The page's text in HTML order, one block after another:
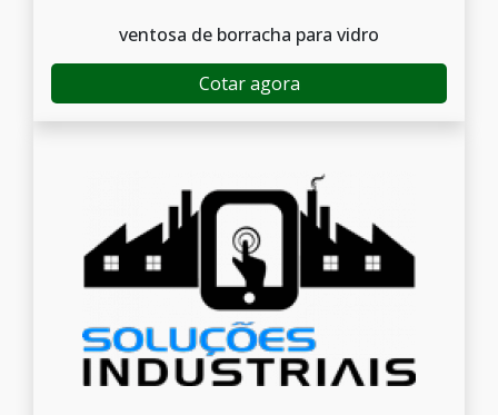
ventosa de borracha para vidro
Cotar agora